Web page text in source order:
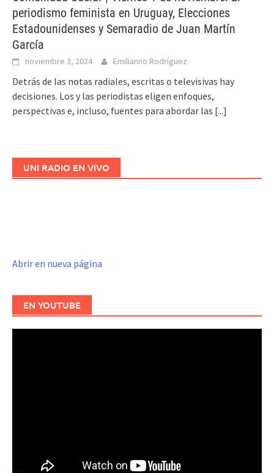
periodismo feminista en Uruguay, Elecciones
Estadounidenses y Semaradio de Juan Martín
García
noviembre 3, 2024 Emilianno Rodríguez
Detrás de las notas radiales, escritas o televisivas hay
decisiones. Los y las periodistas eligen enfoques,
perspectivas e, incluso, fuentes para abordar las [...]
UNI RADIO EN VIVO
Abrir en nueva página
EN YOUTUBE